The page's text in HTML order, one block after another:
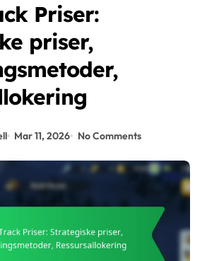
Priser:
priser,
Mar 11, 2026 No Comments